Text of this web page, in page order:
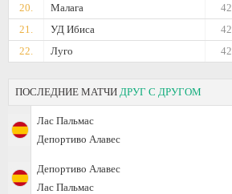
20.
Малага
42
21.
УД Ибиса
42
22.
Луго 42
ПОСЛЕДНИЕ МАТЧИ ДРУГ С ДРУГОМ
Лас Пальмас
Депортиво Алавес
Депортиво Алавес
Лас Пальмас